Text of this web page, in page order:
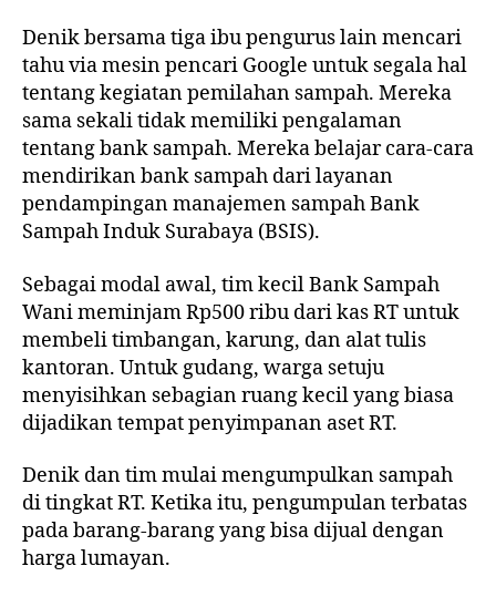
Denik bersama tiga ibu pengurus lain mencari
tahu via mesin pencari Google untuk segala hal
tentang kegiatan pemilahan sampah. Mereka
sama sekali tidak memiliki pengalaman
tentang bank sampah. Mereka belajar cara-cara
mendirikan bank sampah dari layanan
pendampingan manajemen sampah Bank
Sampah Induk Surabaya (BSIS).
Sebagai modal awal, tim kecil Bank Sampah
Wani meminjam Rp500 ribu dari kas RT untuk
membeli timbangan, karung, dan alat tulis
kantoran. Untuk gudang, warga setuju
menyisihkan sebagian ruang kecil yang biasa
dijadikan tempat penyimpanan aset RT.
Denik dan tim mulai mengumpulkan sampah
di tingkat RT. Ketika itu, pengumpulan terbatas
pada barang-barang yang bisa dijual dengan
harga lumayan.